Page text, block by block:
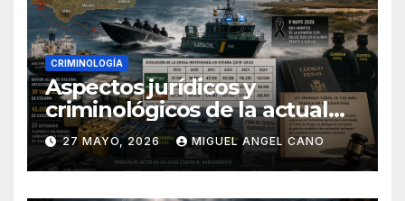
CRIMINOLOGÍA
Aspectos jurídicos y
criminológicos de la actual
lucha contra el narcotráfico
en el sur de España
27 MAYO, 2026 MIGUEL ANGEL CANO